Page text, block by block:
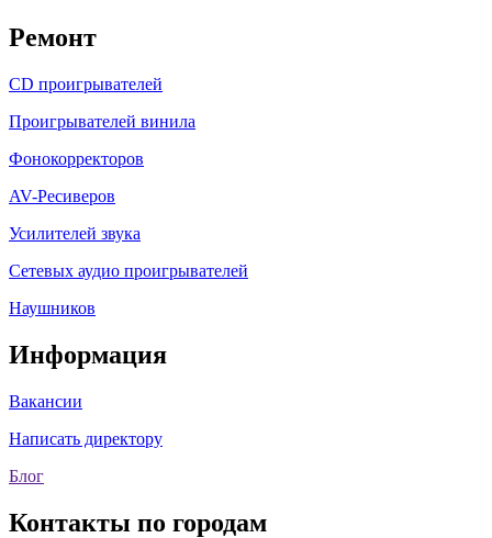
Ремонт
CD проигрывателей
Проигрывателей винила
Фонокорректоров
AV-Ресиверов
Усилителей звука
Сетевых аудио проигрывателей
Наушников
Информация
Вакансии
Написать директору
Блог
Контакты по городам